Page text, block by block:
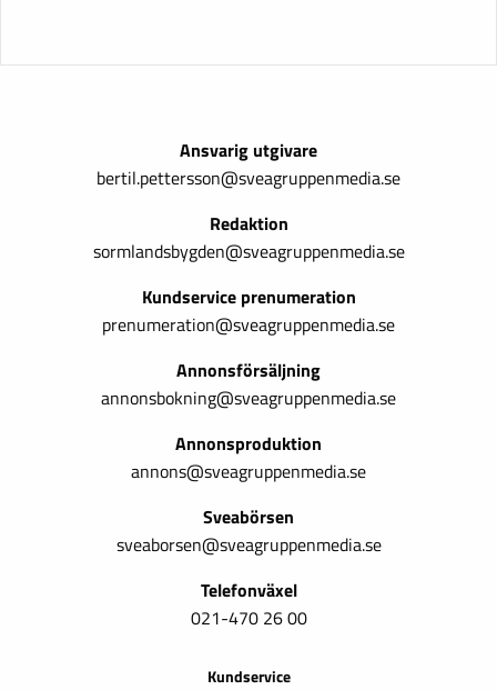
Ansvarig utgivare
bertil.pettersson@sveagruppenmedia.se
Redaktion
sormlandsbygden@sveagruppenmedia.se
Kundservice prenumeration
prenumeration@sveagruppenmedia.se
Annonsförsäljning
annonsbokning@sveagruppenmedia.se
Annonsproduktion
annons@sveagruppenmedia.se
Sveabörsen
sveaborsen@sveagruppenmedia.se
Telefonväxel
021-470 26 00
Kundservice